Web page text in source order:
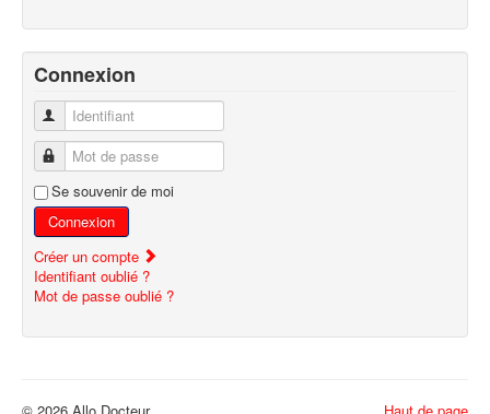
Connexion
Identifiant
Mot de passe
Se souvenir de moi
Connexion
Créer un compte
Identifiant oublié ?
Mot de passe oublié ?